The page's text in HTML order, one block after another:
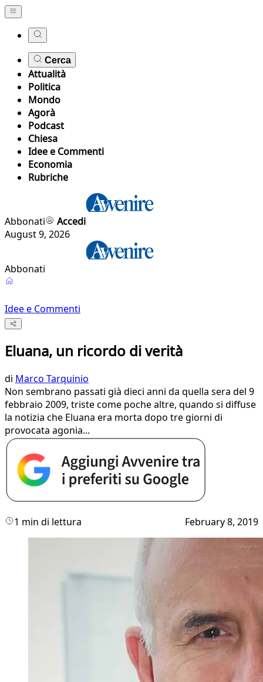
Cerca
Attualità
Politica
Mondo
Agorà
Podcast
Chiesa
Idee e Commenti
Economia
Rubriche
Abbonati
Accedi
August 9, 2026
Abbonati
Idee e Commenti
Eluana, un ricordo di verità
di Marco Tarquinio
Non sembrano passati già dieci anni da quella sera del 9
febbraio 2009, triste come poche altre, quando si diffuse
la notizia che Eluana era morta dopo tre giorni di
provocata agonia...
1 min di lettura February 8, 2019